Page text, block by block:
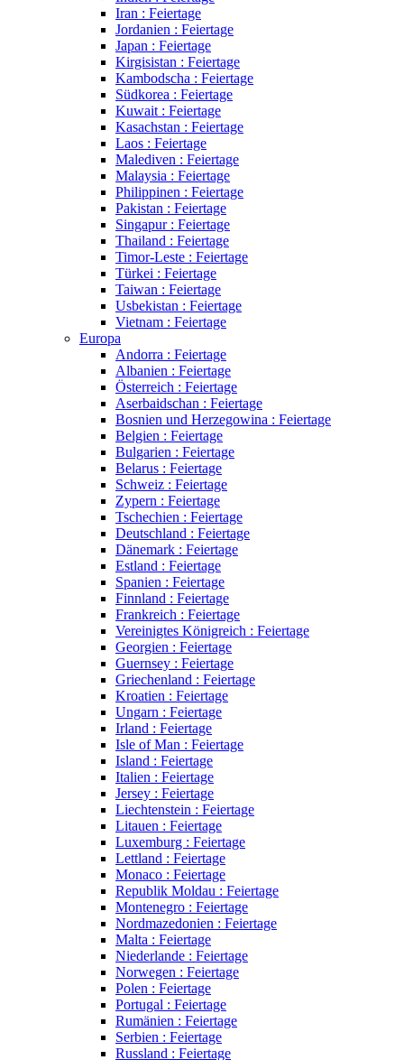
Iran : Feiertage
Jordanien : Feiertage
Japan : Feiertage
Kirgisistan : Feiertage
Kambodscha : Feiertage
Südkorea : Feiertage
Kuwait : Feiertage
Kasachstan : Feiertage
Laos : Feiertage
Malediven : Feiertage
Malaysia : Feiertage
Philippinen : Feiertage
Pakistan : Feiertage
Singapur : Feiertage
Thailand : Feiertage
Timor-Leste : Feiertage
Türkei : Feiertage
Taiwan : Feiertage
Usbekistan : Feiertage
Vietnam : Feiertage
Europa
Andorra : Feiertage
Albanien : Feiertage
Österreich : Feiertage
Aserbaidschan : Feiertage
Bosnien und Herzegowina : Feiertage
Belgien : Feiertage
Bulgarien : Feiertage
Belarus : Feiertage
Schweiz : Feiertage
Zypern : Feiertage
Tschechien : Feiertage
Deutschland : Feiertage
Dänemark : Feiertage
Estland : Feiertage
Spanien : Feiertage
Finnland : Feiertage
Frankreich : Feiertage
Vereinigtes Königreich : Feiertage
Georgien : Feiertage
Guernsey : Feiertage
Griechenland : Feiertage
Kroatien : Feiertage
Ungarn : Feiertage
Irland : Feiertage
Isle of Man : Feiertage
Island : Feiertage
Italien : Feiertage
Jersey : Feiertage
Liechtenstein : Feiertage
Litauen : Feiertage
Luxemburg : Feiertage
Lettland : Feiertage
Monaco : Feiertage
Republik Moldau : Feiertage
Montenegro : Feiertage
Nordmazedonien : Feiertage
Malta : Feiertage
Niederlande : Feiertage
Norwegen : Feiertage
Polen : Feiertage
Portugal : Feiertage
Rumänien : Feiertage
Serbien : Feiertage
Russland : Feiertage